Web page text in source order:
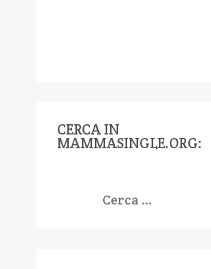
CERCA IN
MAMMASINGLE.ORG: